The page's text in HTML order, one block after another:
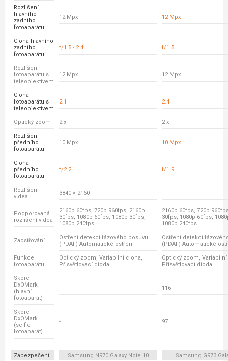
Rozlišení
hlavního
zadního
fotoaparátu
12 Mpx 12 Mpx
Clona hlavního
zadního
fotoaparátu
f/1.5 - 2.4 f/1.5
Rozlišení
fotoaparátu s
teleobjektivem
12 Mpx 12 Mpx
Clona
fotoaparátu s
teleobjektivem
2.1 2.4
Optický zoom 2 x 2 x
Rozlišení
předního
fotoaparátu
10 Mpx 10 Mpx
Clona
předního
fotoaparátu
f/2.2 f/1.9
Rozlišení
videa
3840 × 2160 -
Podporovaná
rozlišení videa
2160p 60fps, 720p 960fps, 2160p
30fps, 1080p 60fps, 1080p 30fps,
1080p 240fps
2160p 60fps, 720p
30fps, 1080p 60fps,
1080p 240fps
Zaostřování
Ostření detekcí fázového posuvu
(PDAF) Automatické ostření
Ostření detekcí
(PDAF) Automatické
Funkce
fotoaparátu
Optický zoom, Variabilní clona,
Přisvětlovací dioda
Optický zoom,
Přisvětlovací dioda
Skóre
DxOMark
(hlavní
fotoaparát)
- 116
Skóre
DxOMark
(selfie
fotoaparát)
- 97
Zabezpečení Samsung N970 Galaxy Note 10
Samsung G973